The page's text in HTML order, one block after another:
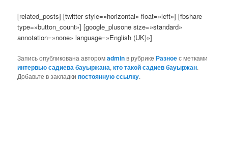
[related_posts] [twitter style=»horizontal» float=»left»] [fbshare
type=»button_count»] [google_plusone size=»standard»
annotation=»none» language=»English (UK)»]
Запись опубликована авторомadminв рубрикеРазноес метками
интервью садиева бауыржана,кто такой садиев бауыржан.
Добавьте в закладкипостоянную ссылку.